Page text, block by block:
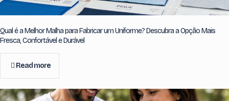
Qual é a Melhor Malha para Fabricar um Uniforme? Descubra a Opção Mais
Fresca, Confortável e Durável
Read more